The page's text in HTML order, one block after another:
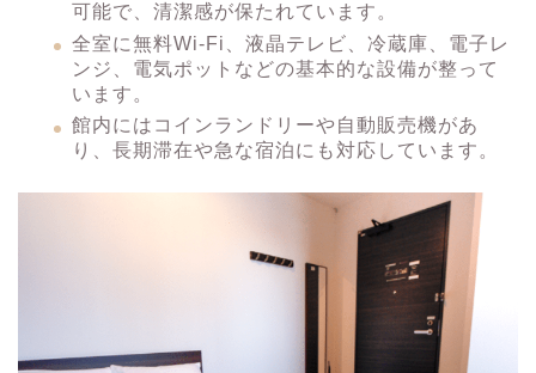
可能で、清潔感が保たれています。
全室に無料Wi-Fi、液晶テレビ、冷蔵庫、電子レ
ンジ、電気ポットなどの基本的な設備が整って
います。​
館内にはコインランドリーや自動販売機があ
り、長期滞在や急な宿泊にも対応しています。